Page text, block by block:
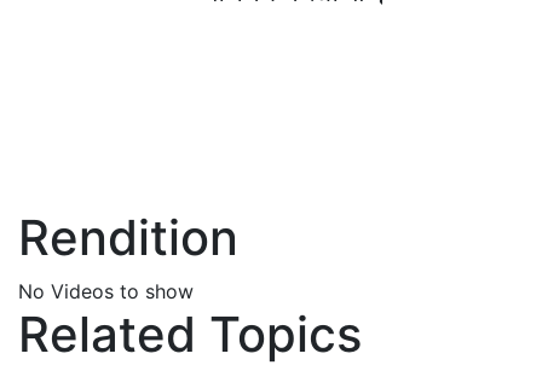
Rendition
No Videos to show
Related Topics